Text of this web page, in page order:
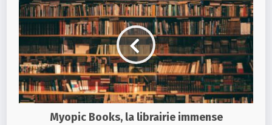
Myopic Books, la librairie immense